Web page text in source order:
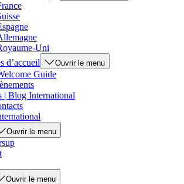
Uni
d’accueil
Ouvrir le menu
Guide
| Blog International
Ouvrir le menu
Ouvrir le menu